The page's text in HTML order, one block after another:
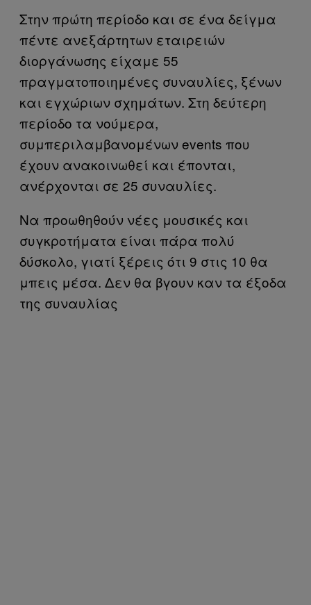
Στην πρώτη περίοδο και σε ένα δείγμα
πέντε ανεξάρτητων εταιρειών
διοργάνωσης είχαμε 55
πραγματοποιημένες συναυλίες, ξένων
και εγχώριων σχημάτων. Στη δεύτερη
περίοδο τα νούμερα,
συμπεριλαμβανομένων events που
έχουν ανακοινωθεί και έπονται,
ανέρχονται σε 25 συναυλίες.
Να προωθηθούν νέες μουσικές και
συγκροτήματα είναι πάρα πολύ
δύσκολο, γιατί ξέρεις ότι 9 στις 10 θα
μπεις μέσα. Δεν θα βγουν καν τα έξοδα
της συναυλίας